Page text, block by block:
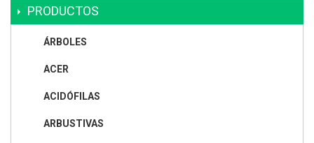
PRODUCTOS
ÁRBOLES
ACER
ACIDÓFILAS
ARBUSTIVAS